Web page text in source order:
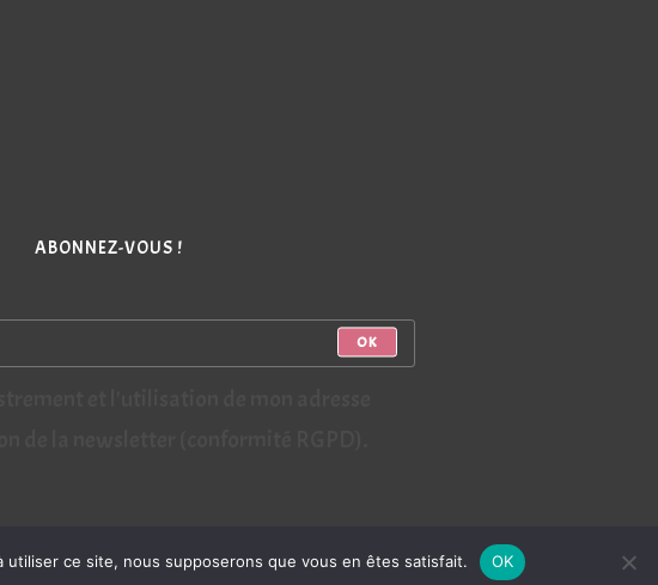
ABONNEZ-VOUS !
OK
JULIEN
ce site, nous supposerons que vous en êtes satisfait. OK